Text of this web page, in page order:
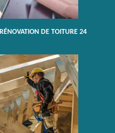
RÉNOVATION DE TOITURE 24